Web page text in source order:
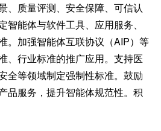
、质量评测、安全保障、可信认
智能体与软件工具、应用服务、
。加强智能体互联协议（AIP）等
、行业标准的推广应用。支持医
全等领域制定强制性标准。鼓励
品服务，提升智能体规范性。积